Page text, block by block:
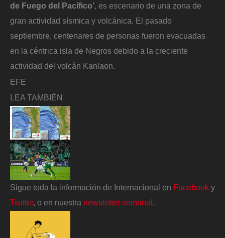
de Fuego del Pacífico’, es escenario de una zona de
gran actividad sísmica y volcánica. El pasado
septiembre, centenares de personas fueron evacuadas
en la céntrica isla de Negros debido a la creciente
actividad del volcán Kanlaon.
EFE
LEA TAMBIÉN
Sigue toda la información de Internacional en Facebook y
Twitter, o en nuestra newsletter semanal .